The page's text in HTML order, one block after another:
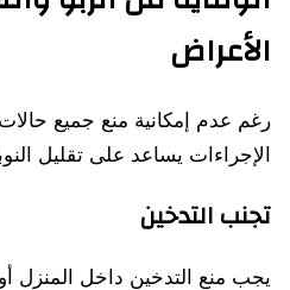
الأعراض
رغم عدم إمكانية منع جميع
الإجراءات يساعد على تقليل
تجنب التدخين
يجب منع التدخين داخل المنزل